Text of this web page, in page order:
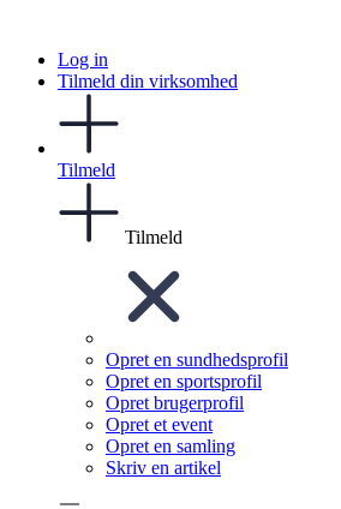
Log in
Tilmeld din virksomhed
Tilmeld
Tilmeld
Opret en sundhedsprofil
Opret en sportsprofil
Opret brugerprofil
Opret et event
Opret en samling
Skriv en artikel